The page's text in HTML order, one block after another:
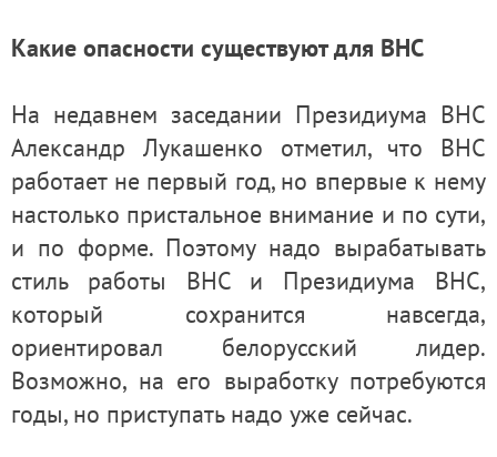
Какие опасности существуют для ВНС
На недавнем заседании Президиума ВНС
Александр Лукашенко отметил, что ВНС
работает не первый год, но впервые к нему
настолько пристальное внимание и по сути,
и по форме. Поэтому надо вырабатывать
стиль работы ВНС и Президиума ВНС,
который сохранится навсегда,
ориентировал белорусский лидер.
Возможно, на его выработку потребуются
годы, но приступать надо уже сейчас.